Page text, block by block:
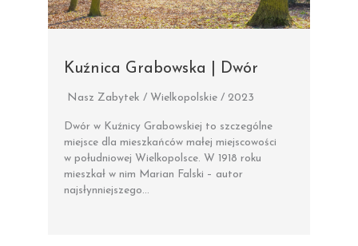
Kuźnica Grabowska | Dwór
Nasz Zabytek / Wielkopolskie / 2023
Dwór w Kuźnicy Grabowskiej to szczególne
miejsce dla mieszkańców małej miejscowości
w południowej Wielkopolsce. W 1918 roku
mieszkał w nim Marian Falski – autor
najsłynniejszego…